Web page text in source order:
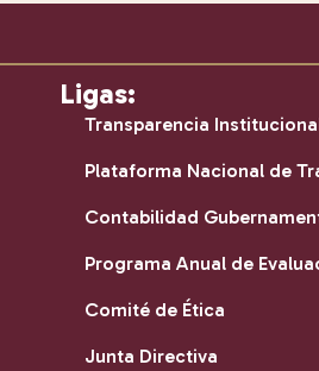
Ligas:
Transparencia
Plataforma Nacional de
Contabilidad
Programa Anual de
Comité de Ética
Junta Directiva